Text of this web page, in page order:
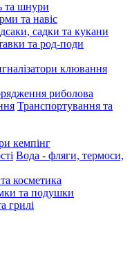
та шнури
та навіс
садки та кукани
та род-поди
клювання
риболова
Транспортування та
кемпінг
Вода - фляги, термоси,
та косметика
та подушки
грилі